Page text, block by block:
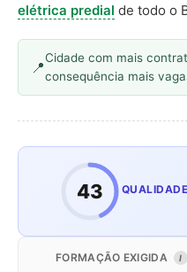
elétrica predial de todo o
Cidade com mais
consequência mais
43
FORMAÇÃO EXIGIDA I